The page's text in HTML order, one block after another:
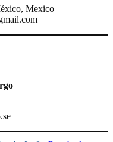
Mexico